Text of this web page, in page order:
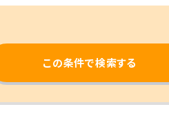
この条件で検索する